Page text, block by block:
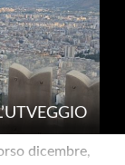
dicembre,